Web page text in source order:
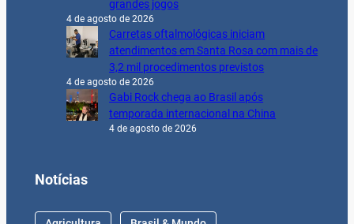
grandes jogos
4 de agosto de 2026
Carretas oftalmológicas iniciam
atendimentos em Santa Rosa com mais de
3,2 mil procedimentos previstos
4 de agosto de 2026
Gabi Rock chega ao Brasil após
temporada internacional na China
4 de agosto de 2026
Notícias